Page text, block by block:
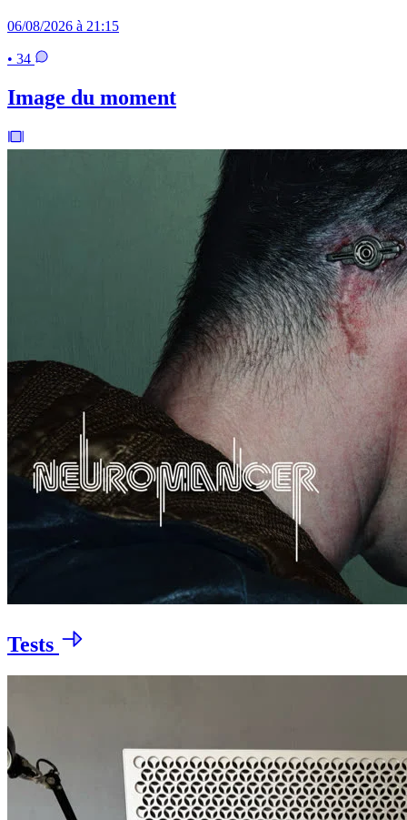
06/08/2026 à 21:15
• 34
Image du moment
Tests